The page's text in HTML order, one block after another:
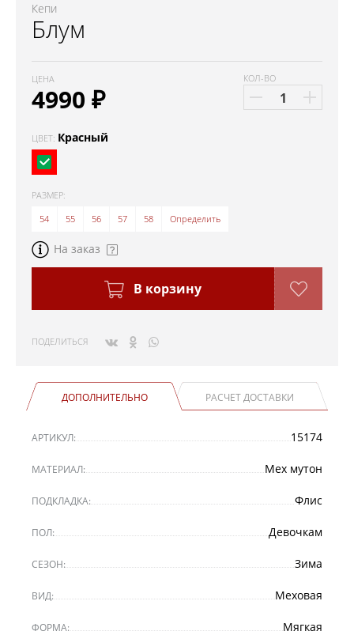
Кепи
Блум
ЦЕНА
4990 ₽
КОЛ-ВО
ЦВЕТ: Красный
РАЗМЕР:
54
55 56 57 58 Определить
На заказ
В корзину
ПОДЕЛИТЬСЯ
ДОПОЛНИТЕЛЬНО РАСЧЕТ ДОСТАВКИ
АРТИКУЛ: 15174
МАТЕРИАЛ: Мех мутон
ПОДКЛАДКА: Флис
ПОЛ: Девочкам
СЕЗОН: Зима
ВИД: Меховая
ФОРМА: Мягкая